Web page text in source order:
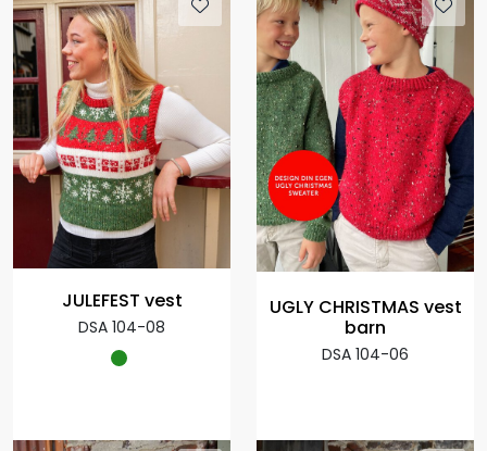
JULEFEST vest
DSA 104-08
UGLY CHRISTMAS vest
barn
DSA 104-06